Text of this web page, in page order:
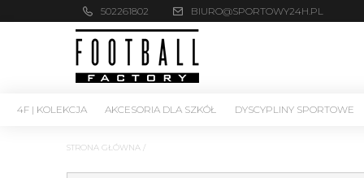
502261802 BIURO@SPORTOWY24H.PL
4F | KOLEKCJA AKCESORIA DLA SZKÓŁ DYSCYPLINY SPORTOWE
STRONA GŁÓWNA /